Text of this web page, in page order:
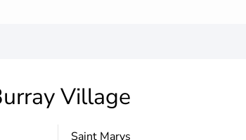
Village
Saint Marys